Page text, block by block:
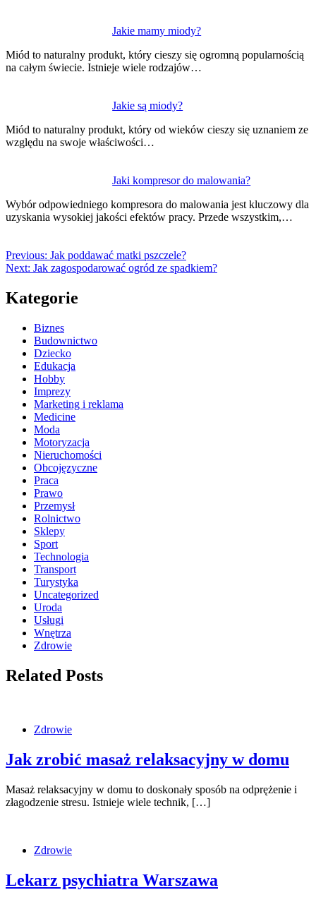
Jakie mamy miody?
Miód to naturalny produkt, który cieszy się ogromną popularnością
na całym świecie. Istnieje wiele rodzajów…
Jakie są miody?
Miód to naturalny produkt, który od wieków cieszy się uznaniem ze
względu na swoje właściwości…
Jaki kompresor do malowania?
Wybór odpowiedniego kompresora do malowania jest kluczowy dla
uzyskania wysokiej jakości efektów pracy. Przede wszystkim,…
Previous: Jak poddawać matki pszczele?
Next: Jak zagospodarować ogród ze spadkiem?
Kategorie
Biznes
Budownictwo
Dziecko
Edukacja
Hobby
Imprezy
Marketing i reklama
Medicine
Moda
Motoryzacja
Nieruchomości
Obcojęzyczne
Praca
Prawo
Przemysł
Rolnictwo
Sklepy
Sport
Technologia
Transport
Turystyka
Uncategorized
Uroda
Usługi
Wnętrza
Zdrowie
Related Posts
Zdrowie
Jak zrobić masaż relaksacyjny w domu
Masaż relaksacyjny w domu to doskonały sposób na odprężenie i
złagodzenie stresu. Istnieje wiele technik, […]
Zdrowie
Lekarz psychiatra Warszawa